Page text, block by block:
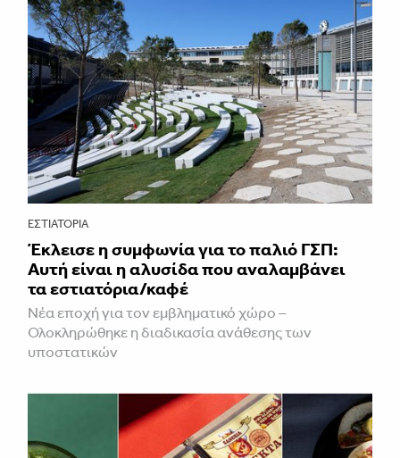
ΕΣΤΙΑΤΌΡΙΑ
Έκλεισε η συμφωνία για το παλιό ΓΣΠ:
Αυτή είναι η αλυσίδα που αναλαμβάνει
τα εστιατόρια/καφέ
Νέα εποχή για τον εμβληματικό χώρο –
Ολοκληρώθηκε η διαδικασία ανάθεσης των
υποστατικών